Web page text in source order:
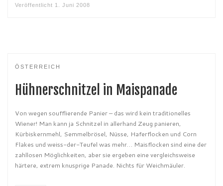
Veröffentlicht 1. Juni 2008
ÖSTERREICH
Hühnerschnitzel in Maispanade
Von wegen soufflierende Panier – das wird kein traditionelles
Wiener! Man kann ja Schnitzel in allerhand Zeug panieren,
Kürbiskernmehl, Semmelbrösel, Nüsse, Haferflocken und Corn
Flakes und weiss-der-Teufel was mehr… Maisflocken sind eine der
zahllosen Möglichkeiten, aber sie ergeben eine vergleichsweise
härtere, extrem knusprige Panade. Nichts für Weichmäuler.